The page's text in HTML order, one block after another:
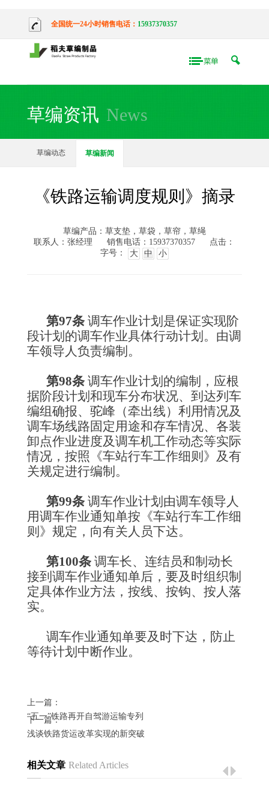
全国统一24小时销售电话： 15937370357
草编资讯 News
草编动态 草编新闻
《铁路运输调度规则》摘录
草编产品：草支垫，草袋，草帘，草绳
联系人：张经理
销售电话：15937370357
点击：
字号：
大 中 小
第97条 调车作业计划是保证实现阶
段计划的调车作业具体行动计划。由调
车领导人负责编制。
第98条 调车作业计划的编制，应根
据阶段计划和现车分布状况、到达列车
编组确报、驼峰（牵出线）利用情况及
调车场线路固定用途和存车情况、各装
卸点作业进度及调车机工作动态等实际
情况，按照《车站行车工作细则》及有
关规定进行编制。
第99条 调车作业计划由调车领导人
用调车作业通知单按《车站行车工作细
则》规定，向有关人员下达。
第100条 调车长、连结员和制动长
接到调车作业通知单后，要及时组织制
定具体作业方法，按线、按钩、按人落
实。
调车作业通知单要及时下达，防止
等待计划中断作业。
上一篇：
“五一”铁路再开自驾游运输专列
下一篇：
浅谈铁路货运改革实现的新突破
相关文章 Related Articles